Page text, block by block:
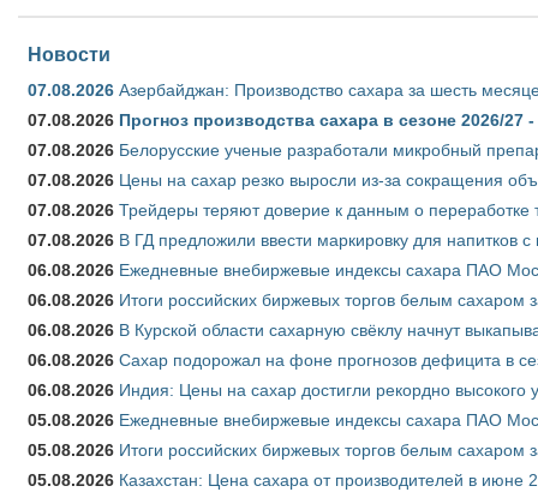
Новости
07.08.2026 Азербайджан: Производство сахара за шесть
07.08.2026 Прогноз производства сахара в сезоне 2026/
07.08.2026 Белорусские ученые разработали микробный
07.08.2026 Цены на сахар резко выросли из-за сокращения
07.08.2026 Трейдеры теряют доверие к данным о переработке
07.08.2026 В ГД предложили ввести маркировку для напитков
06.08.2026 Ежедневные внебиржевые индексы сахара ПАО
06.08.2026 Итоги российских биржевых торгов белым сахаром
06.08.2026 В Курской области сахарную свёклу начнут
06.08.2026 Сахар подорожал на фоне прогнозов дефицита в
06.08.2026 Индия: Цены на сахар достигли рекордно высокого
05.08.2026 Ежедневные внебиржевые индексы сахара ПАО
05.08.2026 Итоги российских биржевых торгов белым сахаром
05.08.2026 Казахстан: Цена сахара от производителей в июне